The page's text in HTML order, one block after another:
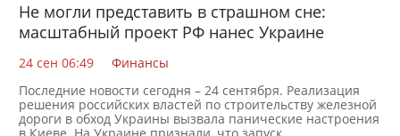
Не могли представить в страшном сне:
масштабный проект РФ нанес Украине
24 сен 06:49
Финансы
Последние новости сегодня – 24 сентября. Реализация
решения российских властей по строительству железной
дороги в обход Украины вызвала панические настроения